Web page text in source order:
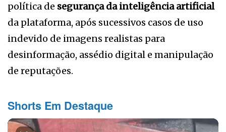
política de segurança da inteligência artificial
da plataforma, após sucessivos casos de uso
indevido de imagens realistas para
desinformação, assédio digital e manipulação
de reputações.
Shorts Em Destaque